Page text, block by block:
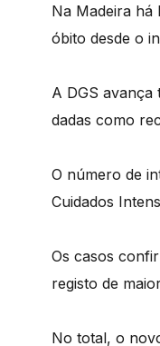
Na Madeira há
óbito desde o
A DGS avança
dadas como
O número de
Cuidados
Os casos
registo de
No total, o